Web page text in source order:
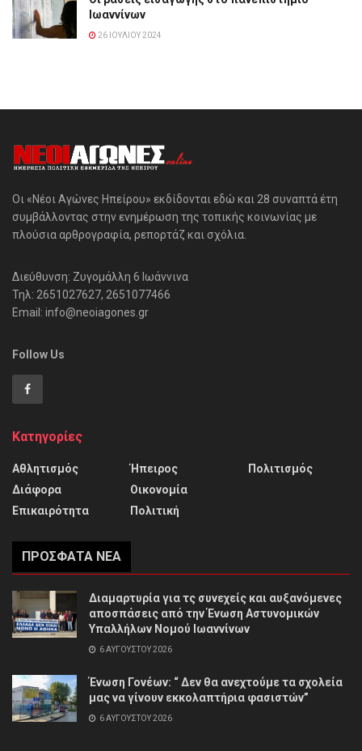
Ιωαννίνων
26 ΙΟΥΛΊΟΥ 2024
Οι «Νέοι Αγώνες Ηπείρου» εκδίδονται εδώ και 28 συναπτά έτη
συμβάλλοντας στην ενημέρωση της τοπικής κοινωνίας με
πλούσια αρθρογραφία, ρεπορτάζ και σχόλια.
Διεύθυνση: Ζυγομάλλη 6 Ιωάννινα
Τηλ: 2651027627, 2651077466
Email: info@neoiagones.gr
Follow Us
Κατηγορίες
Αθλητισμός
Διάφορα
Επικαιρότητα
Ήπειρος
Οικονομία
Πολιτική
Πολιτισμός
ΠΡΌΣΦΑΤΑ ΝΈΑ
Διαμαρτυρία για τς συνεχείς και αυξανόμενες
αποσπάσεις από την Ένωση Αστυνομικών
Υπαλλήλων Νομού Ιωαννίνων
6 ΑΥΓΟΎΣΤΟΥ 2026
Ένωση Γονέων: “ Δεν θα ανεχτούμε τα σχολεία
μας να γίνουν εκκολαπτήρια φασιστών”
6 ΑΥΓΟΎΣΤΟΥ 2026